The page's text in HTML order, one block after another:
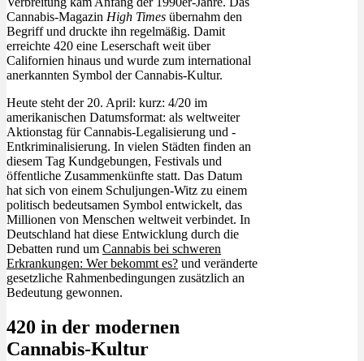
Cannabis-Magazin High Times übernahm den
Begriff und druckte ihn regelmäßig. Damit
erreichte 420 eine Leserschaft weit über
Californien hinaus und wurde zum international
anerkannten Symbol der Cannabis-Kultur.
Heute steht der 20. April: kurz: 4/20 im
amerikanischen Datumsformat: als weltweiter
Aktionstag für Cannabis-Legalisierung und -
Entkriminalisierung. In vielen Städten finden an
diesem Tag Kundgebungen, Festivals und
öffentliche Zusammenkünfte statt. Das Datum
hat sich von einem Schuljungen-Witz zu einem
politisch bedeutsamen Symbol entwickelt, das
Millionen von Menschen weltweit verbindet. In
Deutschland hat diese Entwicklung durch die
Debatten rund um Cannabis bei schweren
Erkrankungen: Wer bekommt es? und veränderte
gesetzliche Rahmenbedingungen zusätzlich an
Bedeutung gewonnen.
420 in der modernen
Cannabis-Kultur